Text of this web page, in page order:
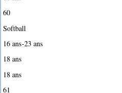
60
Softball
16 ans-23 ans
18 ans
18 ans
61